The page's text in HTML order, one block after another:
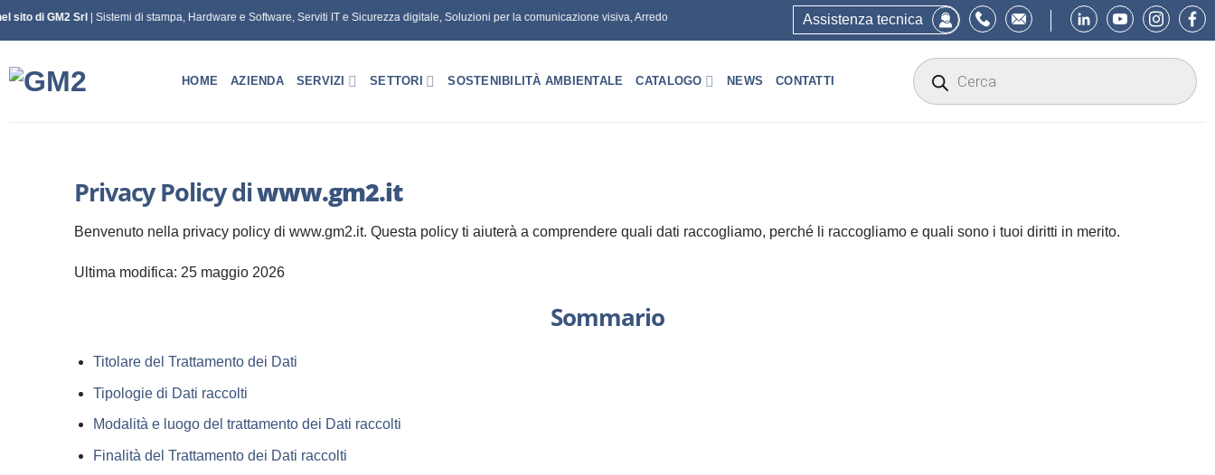
Salta
sito di GM2 Srl| Sistemi di stampa, Hardware e Software, Serviti IT e Sicurezza digitale, Soluzioni per la comunicazione visiva, Arredo Assistenza tecnica
HOME AZIENDA SERVIZI SETTORI SOSTENIBILITÀ AMBIENTALE CATALOGO NEWS CONTATTI
Products
search
Privacy Policy diwww.gm2.it
Benvenuto nella privacy policy di www.gm2.it. Questa policy ti aiuterà a comprendere quali dati raccogliamo, perché li raccogliamo e quali sono i tuoi diritti in merito.
Ultima modifica: 25 maggio 2026
Sommario
Titolare del Trattamento dei Dati
Tipologie di Dati raccolti
Modalità e luogo del trattamento dei Dati raccolti
Finalità del Trattamento dei Dati raccolti